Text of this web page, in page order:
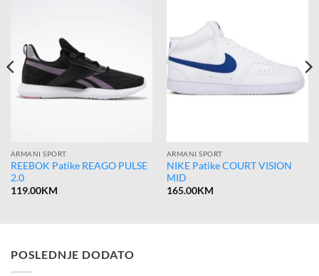
ARMANI SPORT
REEBOK Patike REAGO PULSE
2.0
119.00KM
ARMANI SPORT
NIKE Patike COURT VISION
MID
165.00KM
POSLEDNJE DODATO